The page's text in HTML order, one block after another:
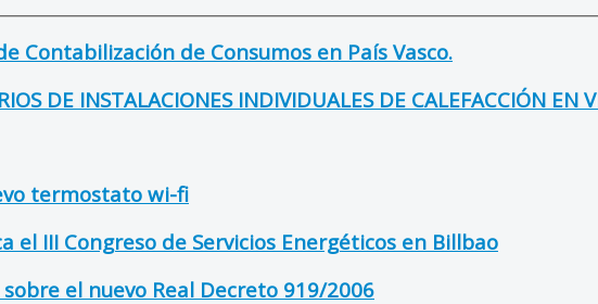
Contabilización de Consumos en País Vasco.
DE INSTALACIONES INDIVIDUALES DE CALEFACCIÓN EN
termostato wi-fi
el III Congreso de Servicios Energéticos en Billbao
el nuevo Real Decreto 919/2006